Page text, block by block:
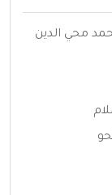
محي الدين